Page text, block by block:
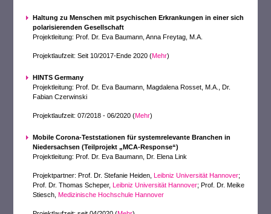
Haltung zu Menschen mit psychischen Erkrankungen in einer sich
polarisierenden Gesellschaft
Projektleitung: Prof. Dr. Eva Baumann, Anna Freytag, M.A.
Projektlaufzeit: Seit 10/2017-Ende 2020 (Mehr)
HINTS Germany
Projektleitung: Prof. Dr. Eva Baumann, Magdalena Rosset, M.A., Dr.
Fabian Czerwinski
Projektlaufzeit: 07/2018 - 06/2020 (Mehr)
Mobile Corona-Teststationen für systemrelevante Branchen in
Niedersachsen (Teilprojekt „MCA-Response“)
Projektleitung: Prof. Dr. Eva Baumann, Dr. Elena Link
Projektpartner: Prof. Dr. Stefanie Heiden,Leibniz Universität Hannover;
Prof. Dr. Thomas Scheper,Leibniz Universität Hannover; Prof. Dr. Meike
Stiesch,Medizinische Hochschule Hannover